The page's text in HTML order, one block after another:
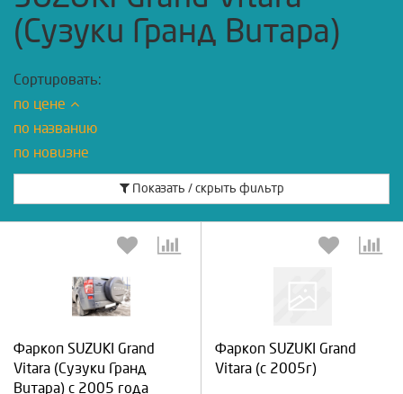
(Сузуки Гранд Витара)
Сортировать:
по цене
по названию
по новизне
Показать / скрыть фильтр
Фаркоп SUZUKI Grand
Vitara (Сузуки Гранд
Витара) с 2005 года
Фаркоп SUZUKI Grand
Vitara (с 2005г)